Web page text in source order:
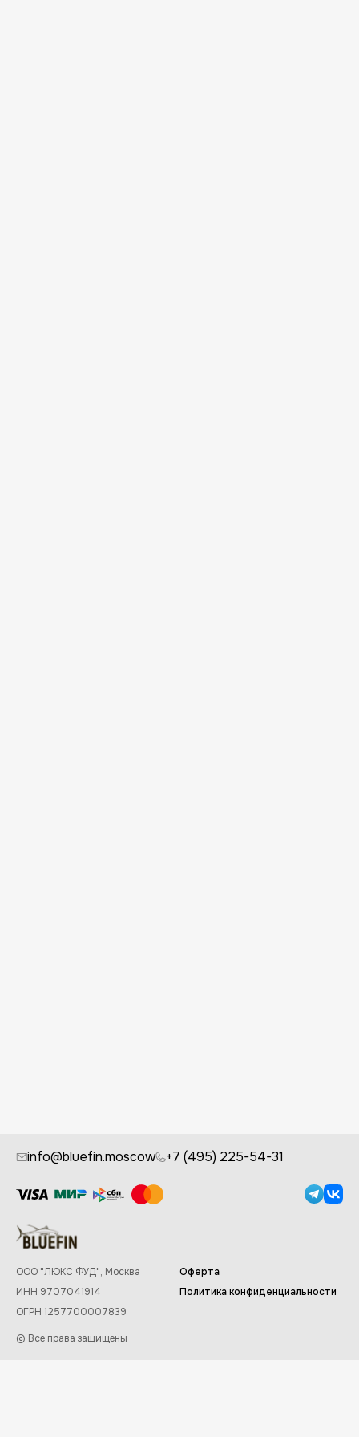
info@bluefin.moscow +7 (495) 225-54-31
ООО "ЛЮКС ФУД", Москва
ИНН 9707041914
ОГРН 1257700007839
© Все права защищены
Оферта
Политика конфиденциальности